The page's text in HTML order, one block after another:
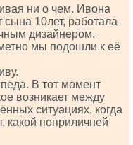
ни о чем. Ивона
сына 10лет, работала
дизайнером.
мы подошли к её
В тот момент
возникает между
ситуациях, когда
какой поприличней